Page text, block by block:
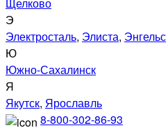
Э
Электросталь, Элиста, Энгельс
Ю
Южно-Сахалинск
Я
Якутск, Ярославль
8-800-302-86-93